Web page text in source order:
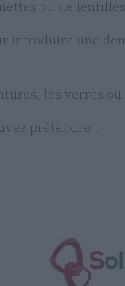
ou de
introduire une
les verres
prétendre :